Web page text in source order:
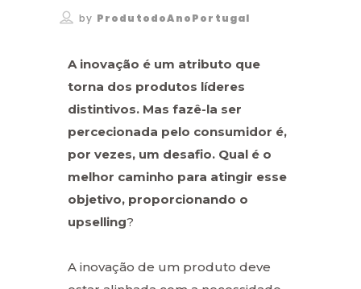
by ProdutodoAnoPortugal
A inovação é um atributo que
torna dos produtos líderes
distintivos. Mas fazê-la ser
percecionada pelo consumidor é,
por vezes, um desafio. Qual é o
melhor caminho para atingir esse
objetivo, proporcionando o
upselling?
A inovação de um produto deve